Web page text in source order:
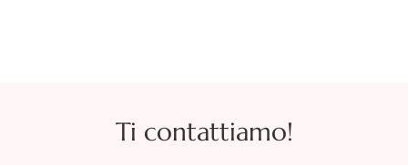
Ti contattiamo!